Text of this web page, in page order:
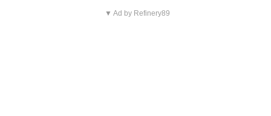
▼ Ad by Refinery89